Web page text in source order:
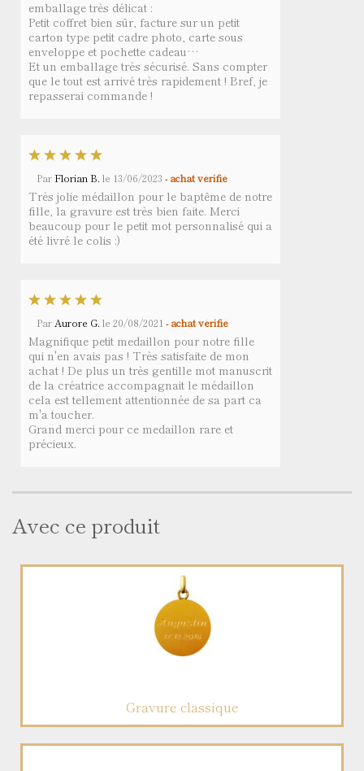
emballage très délicat :
Petit coffret bien sûr, facture sur un petit
carton type petit cadre photo, carte sous
enveloppe et pochette cadeau…
Et un emballage très sécurisé. Sans compter
que le tout est arrivé très rapidement ! Bref, je
repasserai commande !
Par Florian B. le 13/06/2023 - achat vérifié
Très jolie médaillon pour le baptême de notre
fille, la gravure est très bien faite. Merci
beaucoup pour le petit mot personnalisé qui a
été livré le colis :)
Par Aurore G. le 20/08/2021 - achat vérifié
Magnifique petit medaillon pour notre fille
qui n'en avais pas ! Très satisfaite de mon
achat ! De plus un très gentille mot manuscrit
de la créatrice accompagnait le médaillon
cela est tellement attentionnée de sa part ca
m'a toucher.
Grand merci pour ce medaillon rare et
précieux.
Avec ce produit
Gravure classique